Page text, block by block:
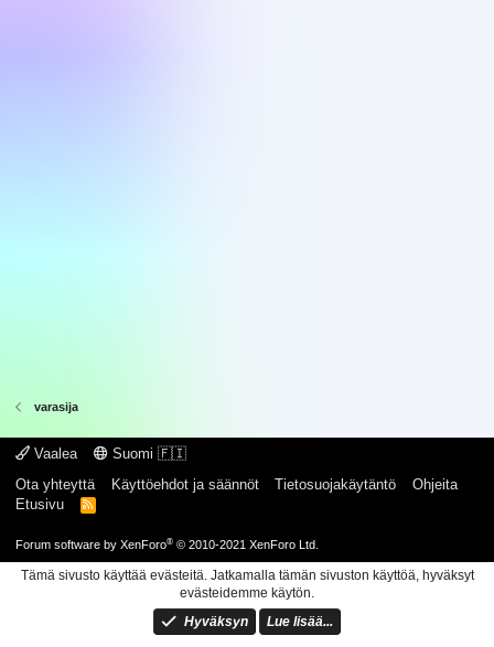
varasija
Vaalea
Suomi 🇫🇮
Ota yhteyttä
Käyttöehdot ja säännöt Tietosuojakäytäntö
Ohjeita
Etusivu
R
Forum software by XenForo® © 2010-2021 XenForo Ltd.
Tämä sivusto käyttää evästeitä. Jatkamalla tämän sivuston käyttöä, hyväksyt
evästeidemme käytön.
Hyväksyn
Lue lisää...